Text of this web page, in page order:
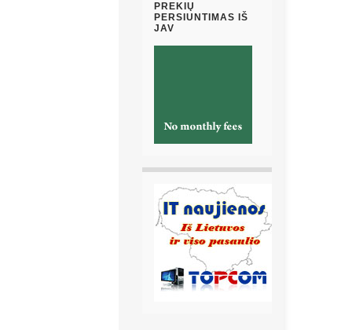
PREKIŲ
PERSIUNTIMAS IŠ
JAV